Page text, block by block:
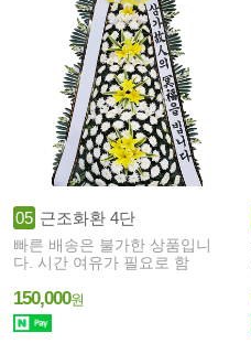
05 근조화환 4단
빠른 배송은 불가한 상품입니
다. 시간 여유가 필요로 함
150,000원